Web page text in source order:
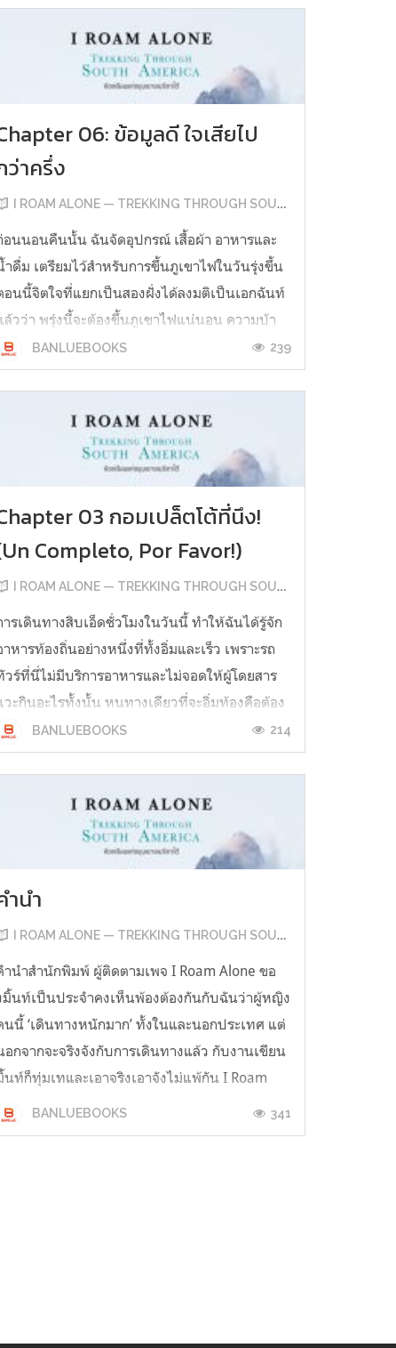
06: ข้อมูลดี ใจเสียไป
ว่าครึ่ง
I ROAM ALONE — TREKKING THROUGH SOUTH AMERICA
อนนอนคืนนั้น ฉันจัดอุปกรณ์ เสื้อผ้า อาหารและ
ำดื่ม เตรียมไว้สำหรับการขึ้นภูเขาไฟในวันรุ่งขึ้น
อนนี้จิตใจที่แยกเป็นสองฝั่งได้ลงมติเป็นเอกฉันท์
ล้วว่า พรุ่งนี้จะต้องขึ้นภูเขาไฟแน่นอน ความบ้า
ช่วยผลักความกล้าให้เบียดเอาความกลัวออกไป
สบายใจ’ คือความรู้สึกตอนที่หัวถึงหมอน แต่วินาที
BANLUEBOOKS 239
03 กอมเปล็ตโต้ที่นึง!
Completo, Por Favor!)
I ROAM ALONE — TREKKING THROUGH SOUTH AMERICA
ารเดินทางสิบเอ็ดชั่วโมงในวันนี้ ทำให้ฉันได้รู้จัก
าหารท้องถิ่นอย่างหนึ่งที่ทั้งอิ่มและเร็ว เพราะรถ
วร์ที่นี่ไม่มีบริการอาหารและไม่จอดให้ผู้โดยสาร
วะกินอะไรทั้งนั้น หนทางเดียวที่จะอิ่มท้องคือต้อง
อาศัยจังหวะตอนรถจอดแต่ละจังหวัดเพื่อรับคน
ล้ววิ่งลงจากรถด้วยความรวดเร็วซื้อด้วยความ
BANLUEBOOKS 214
ำนำ
I ROAM ALONE — TREKKING THROUGH SOUTH AMERICA
ำนำสำนักพิมพ์ ผู้ติดตามเพจ I Roam Alone ขอ
มิ้นท์เป็นประจำคงเห็นพ้องต้องกันกับฉันว่าผู้หญิง
นนี้ ‘เดินทางหนักมาก’ ทั้งในและนอกประเทศ แต่
อกจากจะจริงจังกับการเดินทางแล้ว กับงานเขียน
นท์ก็ทุ่มเทและเอาจริงเอาจังไม่แพ้กัน I Roam
Alone เล่มที่สอง ตอน Trekking Through South
เธอกลับมาอีกครั...
BANLUEBOOKS 341